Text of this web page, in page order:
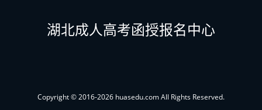
湖北成人高考函授报名中心
Copyright © 2016-2026 huasedu.com All Rights Reserved.